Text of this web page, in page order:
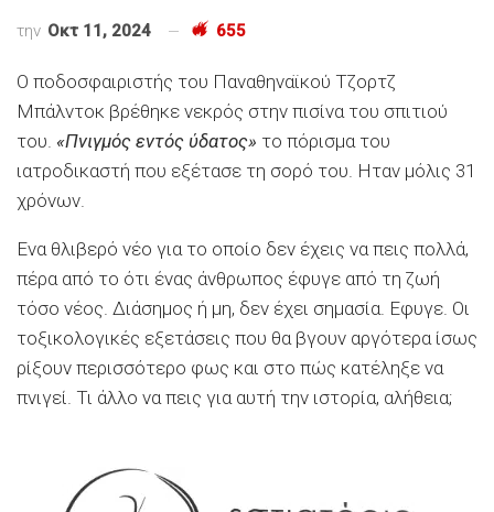
την Οκτ 11, 2024 655
Ο ποδοσφαιριστής του Παναθηναϊκού Τζορτζ
Μπάλντοκ βρέθηκε νεκρός στην πισίνα του σπιτιού
του. «Πνιγμός εντός ύδατος» το πόρισμα του
ιατροδικαστή που εξέτασε τη σορό του. Ηταν μόλις 31
χρόνων.
Ενα θλιβερό νέο για το οποίο δεν έχεις να πεις πολλά,
πέρα από το ότι ένας άνθρωπος έφυγε από τη ζωή
τόσο νέος. Διάσημος ή μη, δεν έχει σημασία. Εφυγε. Οι
τοξικολογικές εξετάσεις που θα βγουν αργότερα ίσως
ρίξουν περισσότερο φως και στο πώς κατέληξε να
πνιγεί. Τι άλλο να πεις για αυτή την ιστορία, αλήθεια;